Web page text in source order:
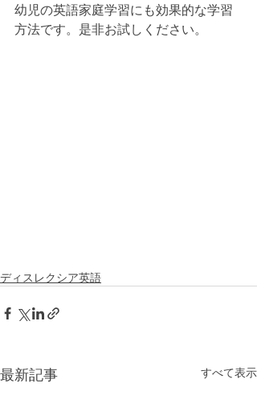
幼児の英語家庭学習にも効果的な学習
方法です。是非お試しください。
ディスレクシア英語
最新記事 すべて表示